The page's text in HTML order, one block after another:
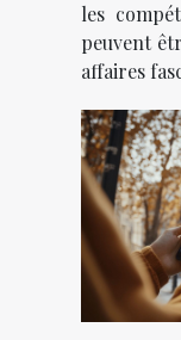
les
peuvent
affaires